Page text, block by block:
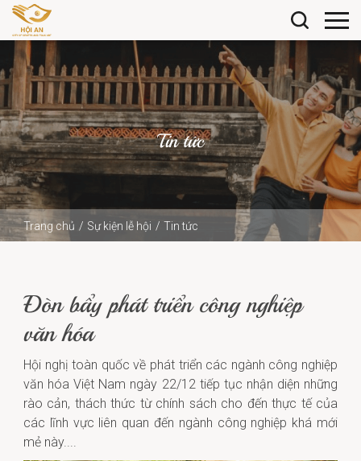
Tin tức
Trang chủ Sự kiện lễ hội
Tin tức
Đòn bẩy phát triển công nghiệp
văn hóa
Hội nghị toàn quốc về phát triển các ngành công nghiệp
văn hóa Việt Nam ngày 22/12 tiếp tục nhận diện những
rào cản, thách thức từ chính sách cho đến thực tế của
các lĩnh vực liên quan đến ngành công nghiệp khá mới
mẻ này....